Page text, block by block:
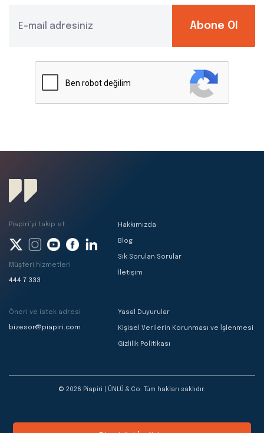
Abone Ol
Hakkımızda
Blog
Sık Sorulan Sorular
İletişim
Yasal Duyurular
Kişisel Verilerin Korunması ve İşlenmesi
Gizlilik Politikası
Piapiri’yi takip et
Müşteri hizmetleri
444 7 333
Öneri ve istek adresi
bizesor@piapiri.com
© 2026 Piapiri | ÜNLÜ & Co. Tüm hakları saklıdır.